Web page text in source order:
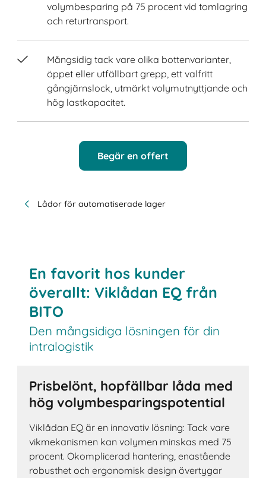
volymbesparing på 75 procent vid tomlagring
och returtransport.
Mångsidig tack vare olika bottenvarianter,
öppet eller utfällbart grepp, ett valfritt
gångjärnslock, utmärkt volymutnyttjande och
hög lastkapacitet.
Begär en offert
Lådor för automatiserade lager
En favorit hos kunder
överallt: Viklådan EQ från
BITO
Den mångsidiga lösningen för din
intralogistik
Prisbelönt, hopfällbar låda med
hög volymbesparingspotential
Viklådan EQ är en innovativ lösning: Tack vare
vikmekanismen kan volymen minskas med 75
procent. Okomplicerad hantering, enastående
robusthet och ergonomisk design övertygar